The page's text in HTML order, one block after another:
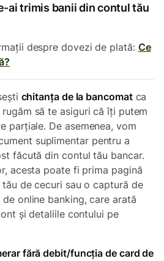
ai trimis banii din contul tău
despre dovezi de plată: Ce
chitanța de la bancomatca
să te asiguri că îți putem
parțiale. De asemenea, vom
suplimentar pentru a
făcută din contul tău bancar.
acesta poate fi prima pagină
de cecuri sau o captură de
online banking, care arată
și detaliile contului pe
fără debit/funcția de card de